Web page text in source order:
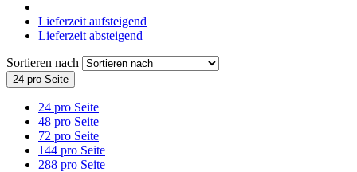
Lieferzeit aufsteigend
Lieferzeit absteigend
Sortieren nach
24 pro Seite
24 pro Seite
48 pro Seite
72 pro Seite
144 pro Seite
288 pro Seite